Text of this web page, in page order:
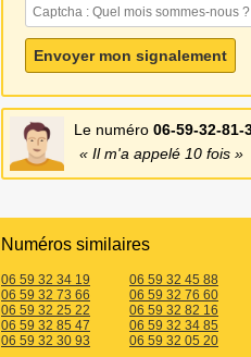
Le numéro 06-59-32-81-
Il m'a appelé 10 fois
Numéros similaires
06 59 32 34 19 06 59 32 45 88
06 59 32 73 66
06 59 32 76 60
06 59 32 25 22
06 59 32 82 16
06 59 32 85 47
06 59 32 34 85
06 59 32 30 93
06 59 32 05 20